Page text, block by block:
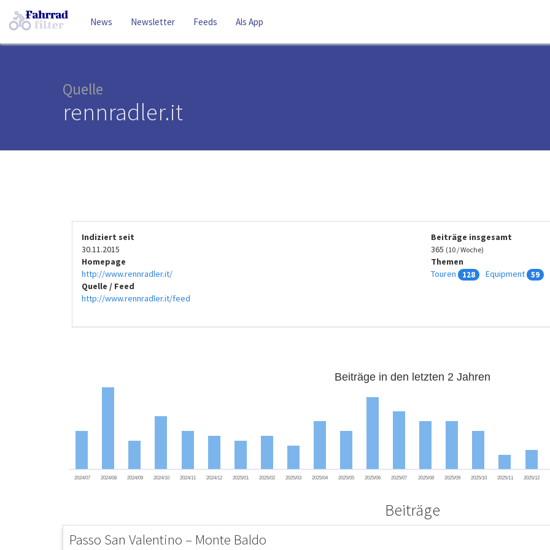
News Newsletter Feeds Als App
Quelle
rennradler.it
Indiziert seit
30.11.2015
Homepage
http://www.rennradler.it/
Quelle / Feed
http://www.rennradler.it/feed
Beiträge insgesamt
365 (10 / Woche)
Themen
Touren
128 Equipment 59
Beiträge in den letzten 2 Jahren
2024/07 2024/08 2024/09 2024/10 2024/11 2024/12 2025/01 2025/02 2025/03 2025/04 2025/05 2025/06 2025/07 2025/08 2025/09 2025/10 2025/11 2025/12
Beiträge
Passo San Valentino – Monte Baldo